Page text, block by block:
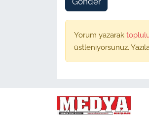
Yorum yazarak
üstleniyorsunuz.